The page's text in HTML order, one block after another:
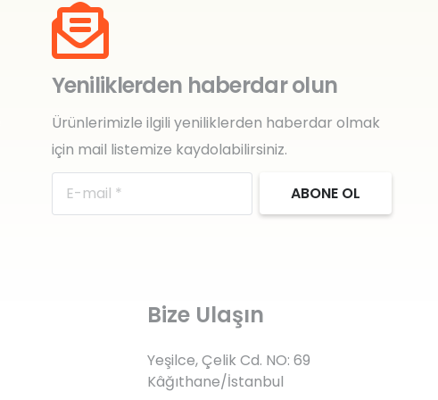
Yeniliklerden haberdar olun
Ürünlerimizle ilgili yeniliklerden haberdar olmak
için mail listemize kaydolabilirsiniz.
ABONE OL
Bize Ulaşın
Yeşilce, Çelik Cd. NO: 69
Kâğıthane/İstanbul